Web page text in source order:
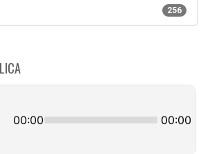
256